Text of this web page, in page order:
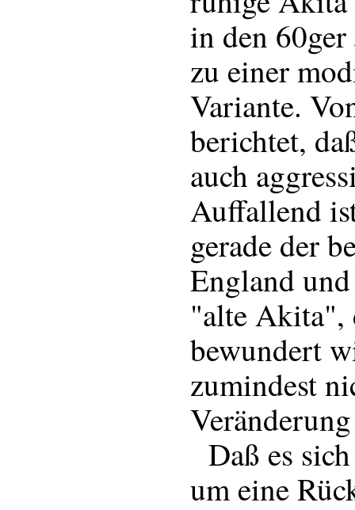
in den
zu einer
Variante.
berichtet,
auch
Auffallend
gerade der
England
"alte Akita",
bewundert
zumindest
Daß es
um eine